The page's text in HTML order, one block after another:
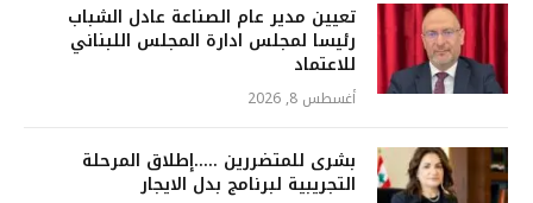
تعيين مدير عام الصناعة عادل الشباب
رئيسا لمجلس ادارة المجلس اللبناني
للاعتماد
أغسطس 8, 2026
بشرى للمتضررين …..إطلاق المرحلة
التجريبية لبرنامج بدل الايجار